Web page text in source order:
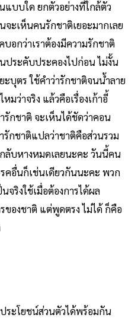
แบบใด ยกตัวอย่างที่ใกล้ตัว
ะเห็นคนรักชาติเยอะมากเลย
อกว่าเราต้องมีความรักชาติ
ระคับประคองไปก่อน ไม่งั้น
ะบุตร ใช้คำว่ารักชาติจนน้ำลาย
มว่าจริง แล้วคือเรื่องเก้าอี้
รักชาติ จะเห็นได้ชัดว่าคอน
กชาติแปลว่าชาติคือส่วนรวม
ลับหางหมดเลยนะคะ วันนี้คน
คอื่นก็เช่นเดียวกันนะคะ พวก
ริงใช้เมื่อต้องการได้ผล
องชาติ แต่พูดตรง ไม่ได้ ก็คือ
ระโยชน์ส่วนตัวได้พร้อมกัน